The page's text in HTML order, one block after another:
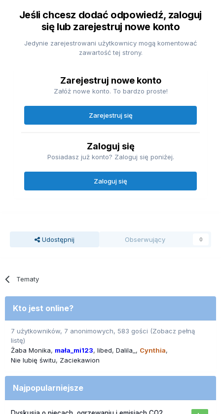
Jeśli chcesz dodać odpowiedź, zaloguj
się lub zarejestruj nowe konto
Jedynie zarejestrowani użytkownicy mogą komentować
zawartość tej strony.
Zarejestruj nowe konto
Załóż nowe konto. To bardzo proste!
Zarejestruj się
Zaloguj się
Posiadasz już konto? Zaloguj się poniżej.
Zaloguj się
Udostępnij Obserwujący 0
Tematy
Kto jest online?
7 użytkowników, 7 anonimowych, 583 gości (Zobacz pełną
listę)
Żaba Monika
mała_mi123 libed Dalila_
Cynthia
Nie lubię świtu
Zaciekawion
Najpopularniejsze